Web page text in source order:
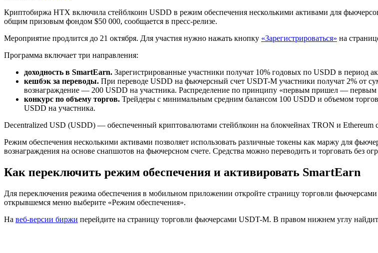
Криптобиржа HTX включила стейблкоин USDD в режим обеспечения несколькими активами для
общим призовым фондом $50 000, сообщается в пресс-релизе.
Мероприятие продлится до 21 октября. Для участия нужно нажать кнопку «Зарегистрироваться» на
Программа включает три направления:
доходность в SmartEarn. Зарегистрированные участники получат 10% годовых по USDD в период
кешбэк за переводы. При переводе USDD на фьючерсный счет USDT-M участники получат 2%
вознаграждение — 200 USDD на участника. Распределение по принципу «первым пришел — первым
конкурс по объему торгов. Трейдеры с минимальным средним балансом 100 USDD и объемом
USDD на участника.
Decentralized USD (USDD) — обеспеченный криптовалютами стейблкоин на блокчейнах TRON и
Режим обеспечения несколькими активами позволяет использовать различные токены как маржу для
вознаграждения на основе снапшотов на фьючерсном счете. Средства можно переводить и торговать без
Как переключить режим обеспечения и активировать SmartEarn
Для переключения режима обеспечения в мобильном приложении откройте страницу торговли
открывшемся меню выберите «Режим обеспечения».
На веб-версии биржи перейдите на страницу торговли фьючерсами USDT-M. В правом нижнем углу